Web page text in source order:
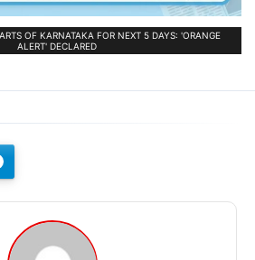
OF KARNATAKA FOR NEXT 5 DAYS: 'ORANGE
ALERT' DECLARED